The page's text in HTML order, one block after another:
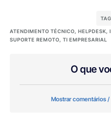
ATENDIMENTO TÉCNICO, HELPDESK,
SUPORTE REMOTO, TI EMPRESARIAL
O que
Mostrar comentários